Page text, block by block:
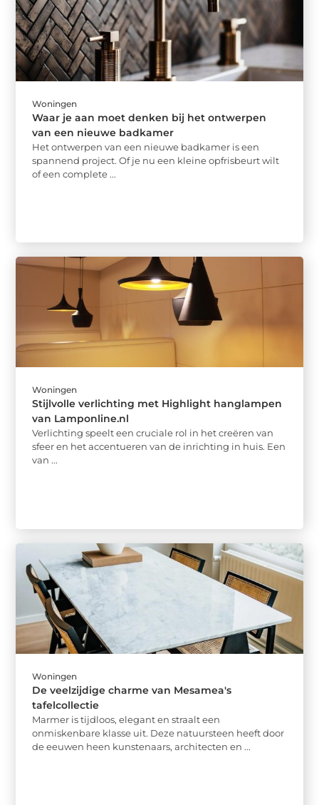
Woningen
Waar je aan moet denken bij het ontwerpen
van een nieuwe badkamer
Het ontwerpen van een nieuwe badkamer is een
spannend project. Of je nu een kleine opfrisbeurt wilt
of een complete ...
Woningen
Stijlvolle verlichting met Highlight hanglampen
van Lamponline.nl
Verlichting speelt een cruciale rol in het creëren van
sfeer en het accentueren van de inrichting in huis. Een
van ...
Woningen
De veelzijdige charme van Mesamea's
tafelcollectie
Marmer is tijdloos, elegant en straalt een
onmiskenbare klasse uit. Deze natuursteen heeft door
de eeuwen heen kunstenaars, architecten en ...